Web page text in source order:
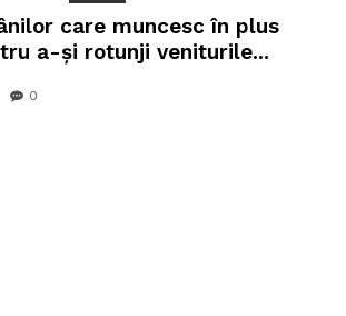
care muncesc în plus
a-și rotunji veniturile...
0